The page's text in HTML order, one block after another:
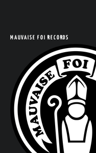
MAUVAISE FOI RECORDS